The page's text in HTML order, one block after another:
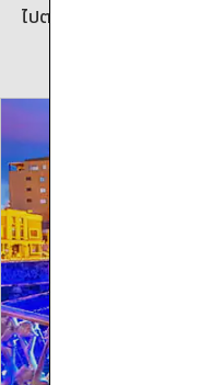
ไปตามคลื่นเล็กน้อย